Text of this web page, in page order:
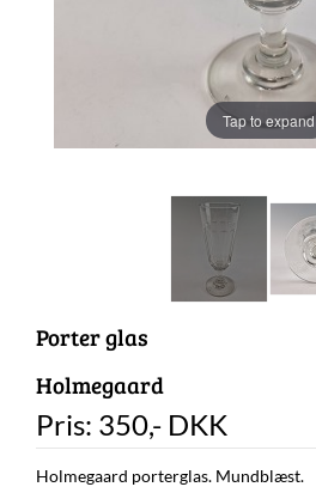
Tap to expand
Porter glas
Holmegaard
Pris: 350,- DKK
Holmegaard porterglas. Mundblæst.